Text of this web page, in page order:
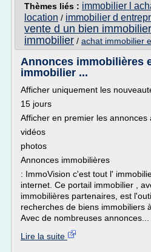
Thèmes liés : immobilier l
location / immobilier d
vente d un bien immobilier
immobilier / achat immobilier
Annonces immobilières
immobilier ...
Afficher uniquement les
15 jours
Afficher en premier les annonces
vidéos
photos
Annonces immobilières
: ImmoVision c'est tout l'
internet. Ce portail immobilier ,
immobilières partenaires, est
recherches de biens immobiliers
Avec de nombreuses annonces...
Lire la suite